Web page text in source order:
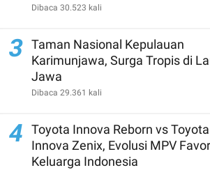
Dibaca 30.523 kali
3 Taman Nasional Kepulauan
Karimunjawa, Surga Tropis di
Jawa
Dibaca 29.361 kali
4
Toyota Innova Reborn vs Toyota
Innova Zenix, Evolusi MPV
Keluarga Indonesia